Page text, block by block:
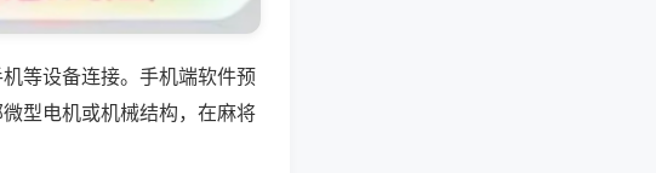
等设备连接。手机端软件预
型电机或机械结构，在麻将